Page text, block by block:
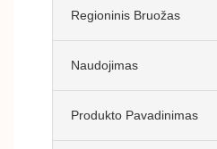
Regioninis Bruožas
Naudojimas
Produkto Pavadinimas